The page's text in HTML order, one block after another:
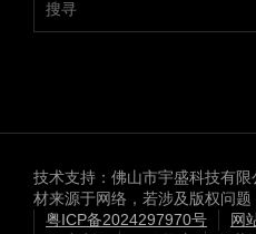
技术支持：佛山市宇盛科技有
材来源于网络，若涉及版权问题
粤ICP备2024297970号
网